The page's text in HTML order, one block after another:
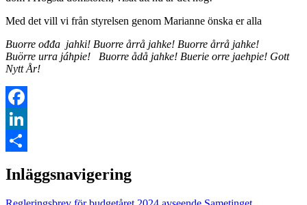
Med det vill vi från styrelsen genom Marianne önska er alla
Buorre ođđa jahki! Buorre årrå jahke! Buorre årrå jahke!
Buörre urra jáhpie! Buorre ådå jahke! Buerie orre jaehpie! Gott
Nytt År!
Facebook
LinkedIn
Inläggsnavigering